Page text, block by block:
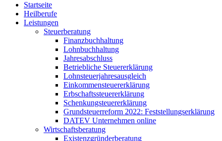
Startseite
Heilberufe
Leistungen
Steuerberatung
Finanzbuchhaltung
Lohnbuchhaltung
Jahresabschluss
Betriebliche Steuererklärung
Lohnsteuerjahresausgleich
Einkommensteuererklärung
Erbschaftssteuererklärung
Schenkungsteuererklärung
Grundsteuerreform 2022: Feststellungserklärung
DATEV Unternehmen online
Wirtschaftsberatung
Existenzgründerberatung